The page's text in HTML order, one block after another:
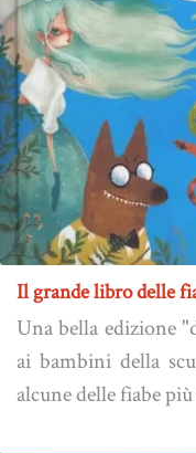
Il grande libro delle
Una bella edizione
ai bambini della
alcune delle fiabe